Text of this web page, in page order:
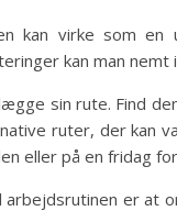
kan virke som
kan man
sin rute. Find
ruter, der kan
eller på en fridag
arbejdsrutinen er at